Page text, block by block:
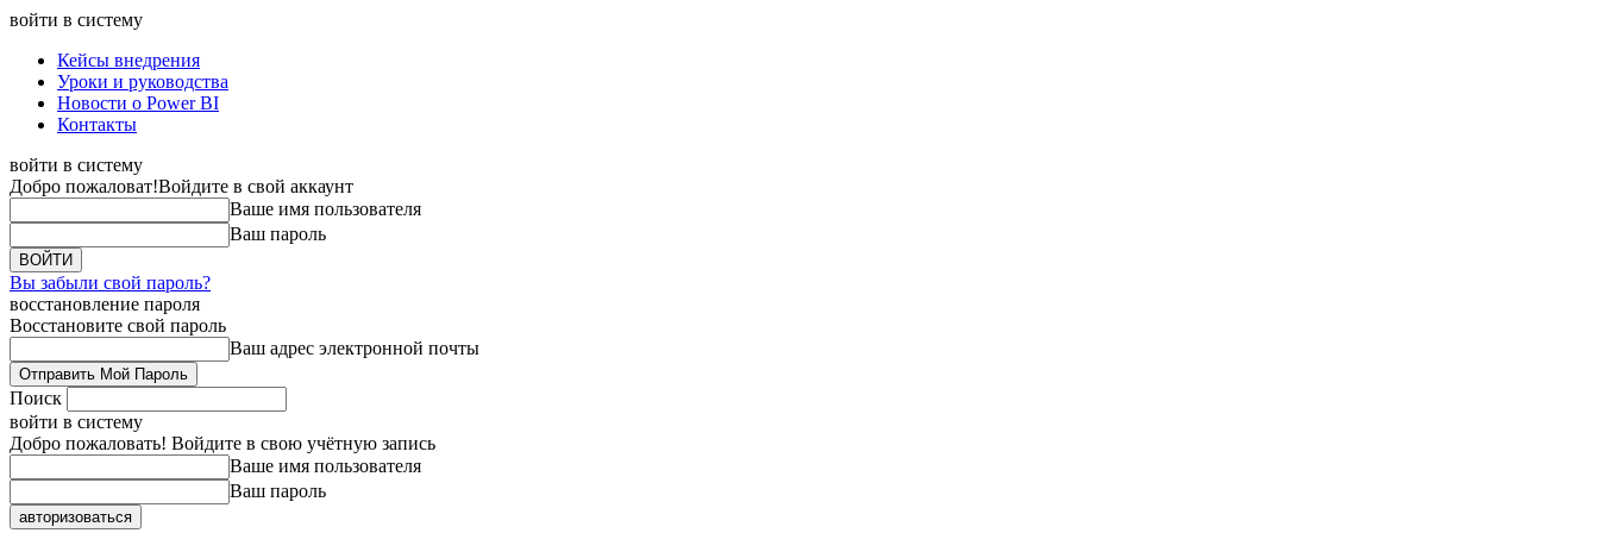
войти в систему
Кейсы внедрения
Уроки и руководства
Новости о Power BI
Контакты
войти в систему
Добро пожаловат!Войдите в свой аккаунт
Ваше имя пользователя
Ваш пароль
Вы забыли свой пароль?
восстановление пароля
Восстановите свой пароль
Ваш адрес электронной почты
Поиск
войти в систему
Добро пожаловать! Войдите в свою учётную запись
Ваше имя пользователя
Ваш пароль